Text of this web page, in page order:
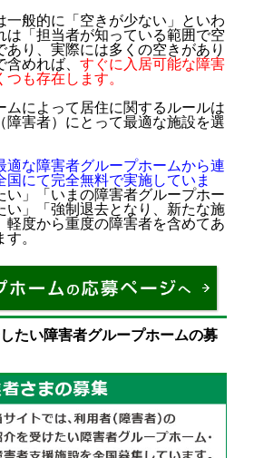
一般的に「空きが少ない」といわ
は「担当者が知っている範囲で空
あり、実際には多くの空きがあり
めれば、 すぐに入居可能な障害
も存在します。
ムによって居住に関するルールは
障害者）にとって最適な施設を選
適な障害者グループホームから連
にて完全無料で実施していま
い」「いまの障害者グループホー
い」「強制退去となり、新たな施
軽度から重度の障害者を含めてあ
。
たい障害者グループホームの募